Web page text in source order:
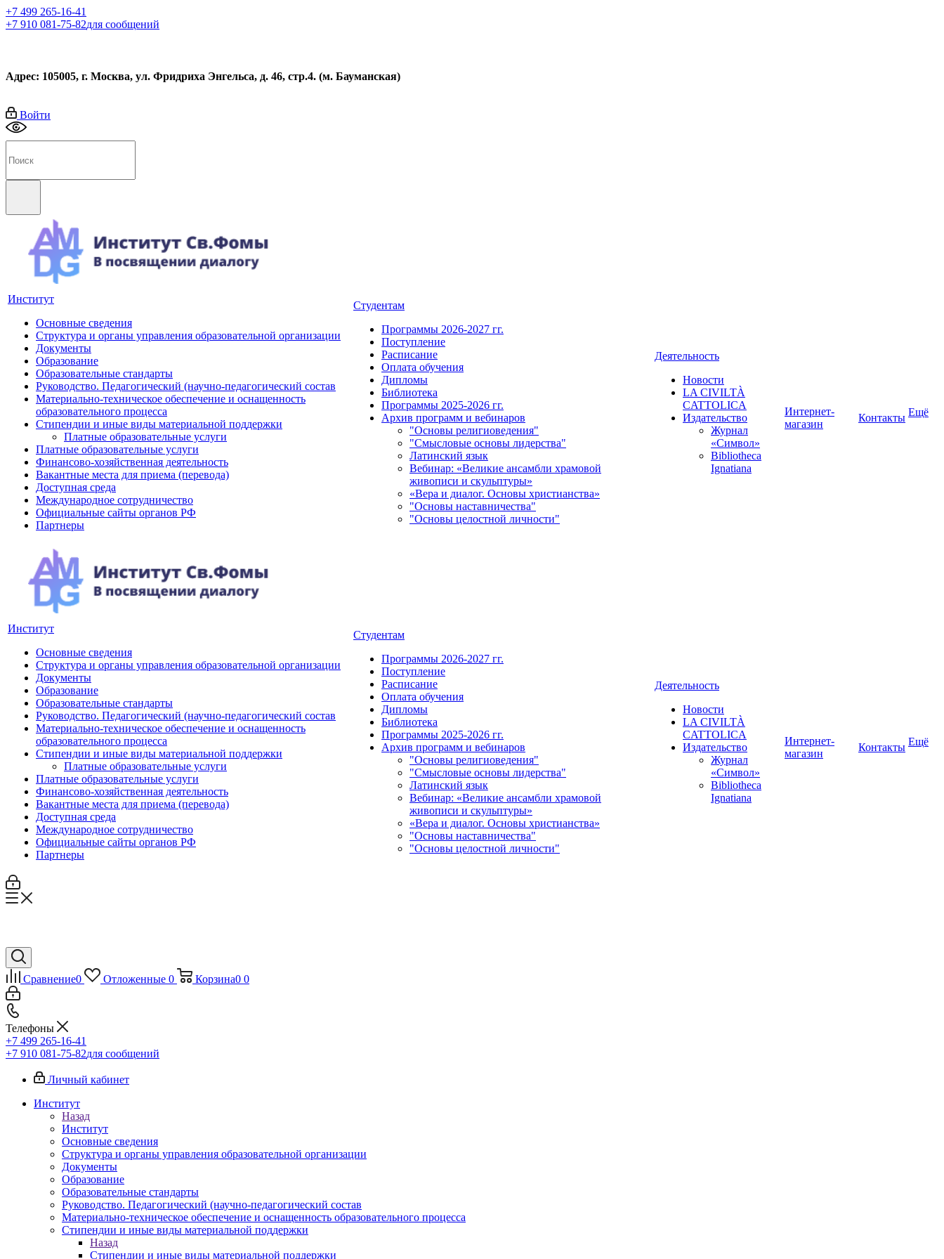
+7 499 265-16-41
+7 910 081-75-82для сообщений
Адрес: 105005, г. Москва, ул. Фридриха Энгельса, д. 46, стр.4. (м. Бауманская)
Войти
Институт
Основные сведения
Структура и органы управления образовательной организации
Документы
Образование
Образовательные стандарты
Руководство. Педагогический (научно-педагогический состав
Материально-техническое обеспечение и оснащенность
образовательного процесса
Стипендии и иные виды материальной поддержки
Платные образовательные услуги
Платные образовательные услуги
Финансово-хозяйственная деятельность
Вакантные места для приема (перевода)
Доступная среда
Международное сотрудничество
Официальные сайты органов РФ
Партнеры
Студентам
Программы 2026-2027 гг.
Поступление
Расписание
Оплата обучения
Дипломы
Библиотека
Программы 2025-2026 гг.
Архив программ и вебинаров
"Основы религиоведения"
"Смысловые основы лидерства"
Латинский язык
Вебинар: «Великие ансамбли храмовой
живописи и скульптуры»
«Вера и диалог. Основы христианства»
"Основы наставничества"
"Основы целостной личности"
Деятельность
Новости
LA CIVILTÀ
CATTOLICA
Издательство
Журнал
«Символ»
Bibliotheca
Ignatiana
Интернет-
магазин
Контакты Ещё
Институт
Основные сведения
Структура и органы управления образовательной организации
Документы
Образование
Образовательные стандарты
Руководство. Педагогический (научно-педагогический состав
Материально-техническое обеспечение и оснащенность
образовательного процесса
Стипендии и иные виды материальной поддержки
Платные образовательные услуги
Платные образовательные услуги
Финансово-хозяйственная деятельность
Вакантные места для приема (перевода)
Доступная среда
Международное сотрудничество
Официальные сайты органов РФ
Партнеры
Студентам
Программы 2026-2027 гг.
Поступление
Расписание
Оплата обучения
Дипломы
Библиотека
Программы 2025-2026 гг.
Архив программ и вебинаров
"Основы религиоведения"
"Смысловые основы лидерства"
Латинский язык
Вебинар: «Великие ансамбли храмовой
живописи и скульптуры»
«Вера и диалог. Основы христианства»
"Основы наставничества"
"Основы целостной личности"
Деятельность
Новости
LA CIVILTÀ
CATTOLICA
Издательство
Журнал
«Символ»
Bibliotheca
Ignatiana
Интернет-
магазин
Контакты Ещё
Сравнение0 Отложенные 0 Корзина0 0
Телефоны
+7 499 265-16-41
+7 910 081-75-82для сообщений
Личный кабинет
Институт
Назад
Институт
Основные сведения
Структура и органы управления образовательной организации
Документы
Образование
Образовательные стандарты
Руководство. Педагогический (научно-педагогический состав
Материально-техническое обеспечение и оснащенность образовательного процесса
Стипендии и иные виды материальной поддержки
Назад
Стипендии и иные виды материальной поддержки